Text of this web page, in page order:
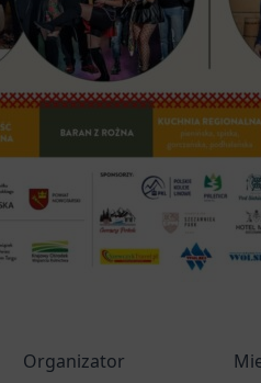
Organizator